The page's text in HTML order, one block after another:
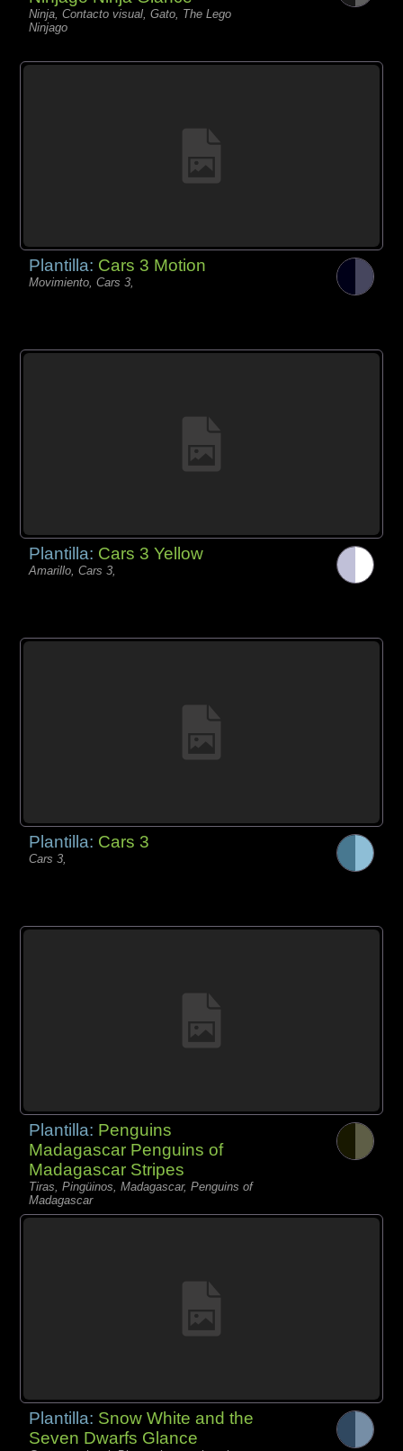
Ninja, Contacto visual, Gato, The Lego
Ninjago
Plantilla: Cars 3 Motion
Movimiento, Cars 3,
Plantilla: Cars 3 Yellow
Amarillo, Cars 3,
Plantilla: Cars 3
Cars 3,
Plantilla: Penguins
Madagascar Penguins of
Madagascar Stripes
Tiras, Pingüinos, Madagascar, Penguins of
Madagascar
Plantilla: Snow White and the
Seven Dwarfs Glance